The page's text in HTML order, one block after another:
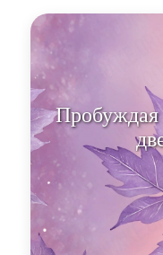
Пробуждая
двери во